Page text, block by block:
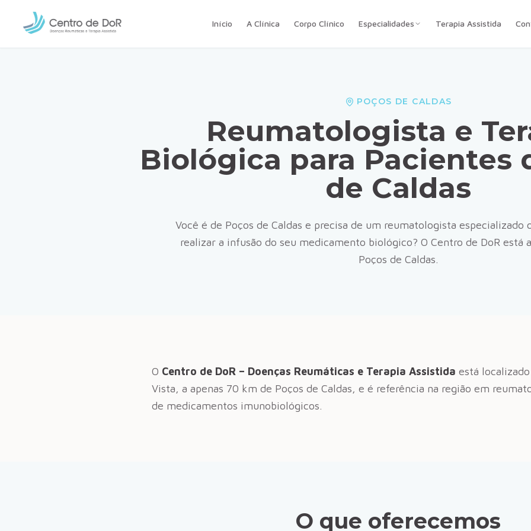
Início A Clínica Corpo Clínico Especialidades Terapia Assistida
POÇOS DE CALDAS
Reumatologista e
Biológica para Pacientes
de Caldas
Você é de Poços de Caldas e precisa de um reumatologista especializado
realizar a infusão do seu medicamento biológico? O Centro de DoR está
Poços de Caldas.
O Centro de DoR – Doenças Reumáticas e Terapia Assistida está
Vista, a apenas 70 km de Poços de Caldas, e é referência na região em
de medicamentos imunobiológicos.
O que oferecemos